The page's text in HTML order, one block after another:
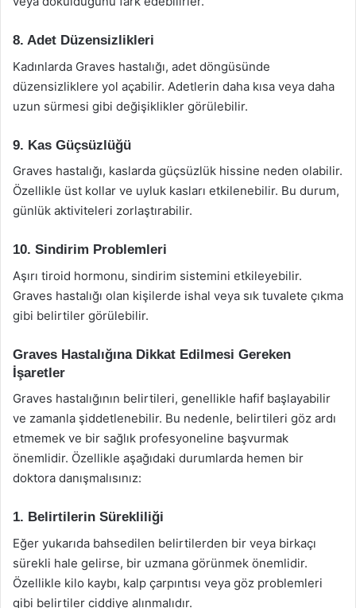
8. Adet Düzensizlikleri
Kadınlarda Graves hastalığı, adet döngüsünde
düzensizliklere yol açabilir. Adetlerin daha kısa veya daha
uzun sürmesi gibi değişiklikler görülebilir.
9. Kas Güçsüzlüğü
Graves hastalığı, kaslarda güçsüzlük hissine neden olabilir.
Özellikle üst kollar ve uyluk kasları etkilenebilir. Bu durum,
günlük aktiviteleri zorlaştırabilir.
10. Sindirim Problemleri
Aşırı tiroid hormonu, sindirim sistemini etkileyebilir.
Graves hastalığı olan kişilerde ishal veya sık tuvalete çıkma
gibi belirtiler görülebilir.
Graves Hastalığına Dikkat Edilmesi Gereken
İşaretler
Graves hastalığının belirtileri, genellikle hafif başlayabilir
ve zamanla şiddetlenebilir. Bu nedenle, belirtileri göz ardı
etmemek ve bir sağlık profesyoneline başvurmak
önemlidir. Özellikle aşağıdaki durumlarda hemen bir
doktora danışmalısınız:
1. Belirtilerin Sürekliliği
Eğer yukarıda bahsedilen belirtilerden bir veya birkaçı
sürekli hale gelirse, bir uzmana görünmek önemlidir.
Özellikle kilo kaybı, kalp çarpıntısı veya göz problemleri
gibi belirtiler ciddiye alınmalıdır.